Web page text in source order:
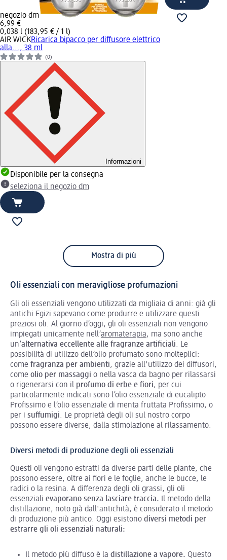
negozio dm
6,99 €
0,038 l (183,95 € / 1 l)
AIR WICKRicarica bipacco per diffusore elettrico
alla..., 38 ml
(0)
Informazioni
Disponibile per la consegna
seleziona il negozio dm
Mostra di più
Oli essenziali con meravigliose profumazioni
Gli oli essenziali vengono utilizzati da migliaia di anni: già gli
antichi Egizi sapevano come produrre e utilizzare questi
preziosi oli. Al giorno d’oggi, gli oli essenziali non vengono
impiegati unicamente nell’aromaterapia, ma sono anche
un’alternativa eccellente alle fragranze artificiali. Le
possibilità di utilizzo dell’olio profumato sono molteplici:
come fragranza per ambienti, grazie all'utilizzo dei diffusori,
come olio per massaggi o nella vasca da bagno per rilassarsi
o rigenerarsi con il profumo di erbe e fiori, per cui
particolarmente indicati sono l’olio essenziale di eucalipto
Profissimo e l’olio essenziale di menta fruttata Profissimo, o
per i suffumigi. Le proprietà degli oli sul nostro corpo
possono essere diverse, dalla stimolazione al rilassamento.
Diversi metodi di produzione degli oli essenziali
Questi oli vengono estratti da diverse parti delle piante, che
possono essere, oltre ai fiori e le foglie, anche le bucce, le
radici o la resina. A differenza degli oli grassi, gli oli
essenziali evaporano senza lasciare traccia.
Il metodo della
distillazione, noto già dall'antichità, è considerato il metodo
di produzione più antico. Oggi esistono diversi metodi per
estrarre gli oli essenziali naturali:
Il metodo più diffuso è la distillazione a vapore. Questo